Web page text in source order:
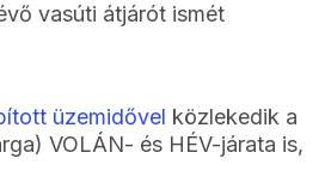
vasúti átjárót ismét
üzemidővel közlekedik a
VOLÁN- és HÉV-járata is,